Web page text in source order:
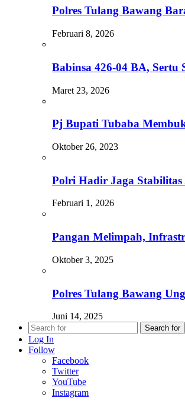
Polres Tulang Bawang
Februari 8, 2026
Babinsa 426-04 BA,
Maret 23, 2026
Pj Bupati Tubaba
Oktober 26, 2023
Polri Hadir Jaga
Februari 1, 2026
Pangan Melimpah,
Oktober 3, 2025
Polres Tulang Bawang
Juni 14, 2025
Search for
Log In
Follow
Facebook
Twitter
YouTube
Instagram